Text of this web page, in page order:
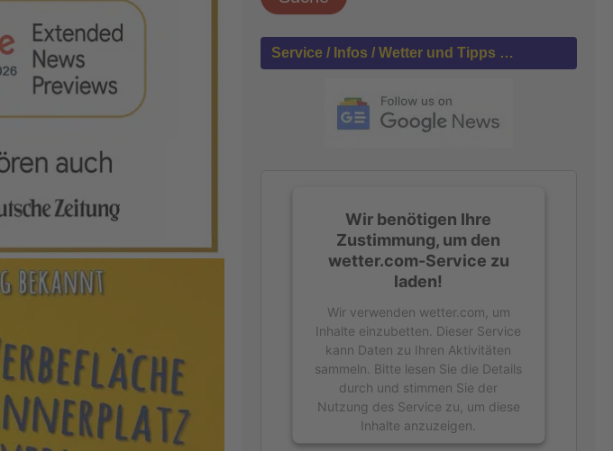
h
n
Service / Infos / Wetter und Tipps …
Wir benötigen Ihre
Zustimmung, um den
wetter.com-Service zu
laden!
Wir verwenden wetter.com, um
Inhalte einzubetten. Dieser Service
kann Daten zu Ihren Aktivitäten
sammeln. Bitte lesen Sie die Details
durch und stimmen Sie der
Nutzung des Service zu, um diese
Inhalte anzuzeigen.